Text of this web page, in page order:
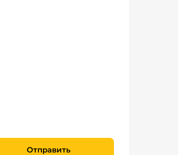
Отправить